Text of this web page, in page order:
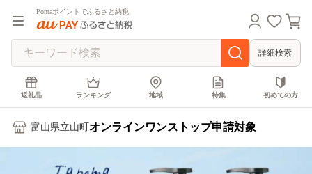
Pontaポイントでふるさと納税
詳細検索
返礼品 ランキング 地域 特集 初めての方
富山県立山町 オンラインワンストップ申請対象